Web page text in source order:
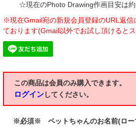
☆現在のPhoto Drawing作画目安は
※現在Gmail宛の新規会員登録のURL返信
ております(Gmail以外でお試し頂けると
この商品は会員のみ購入できます。
ログインしてください。
※必須※ ペットちゃんのお名前(ロー